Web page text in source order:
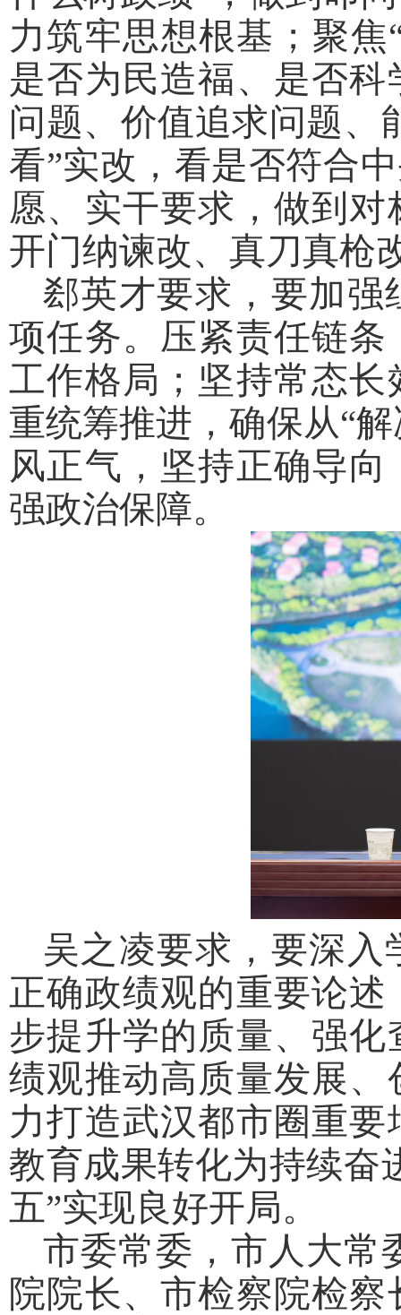
力筑牢思想根基；聚
是否为民造福、是否
问题、价值追求问题、
看”实改，看是否符合
愿、实干要求，做到
开门纳谏改、真刀真枪
郄英才要求，要加强
项任务。压紧责任链
工作格局；坚持常态
重统筹推进，确保从“
风正气，坚持正确导
强政治保障。
吴之凌要求，要深
正确政绩观的重要论
步提升学的质量、强
绩观推动高质量发展
力打造武汉都市圈重
教育成果转化为持续奋
五”实现良好开局。
市委常委，市人大常
院院长、市检察院检